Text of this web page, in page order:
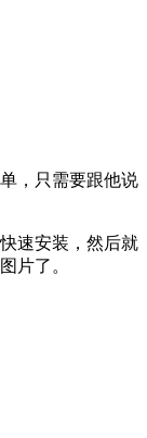
，只需要跟他说
速安装，然后就
片了。